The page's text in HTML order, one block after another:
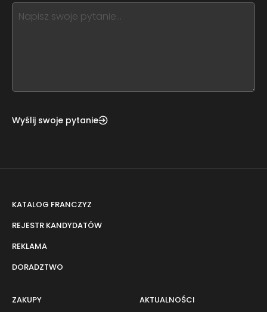
this,
leave
Wyślij swoje pytanie
KATALOG FRANCZYZ
REJESTR KANDYDATÓW
REKLAMA
DORADZTWO
ZAKUPY AKTUALNOŚCI